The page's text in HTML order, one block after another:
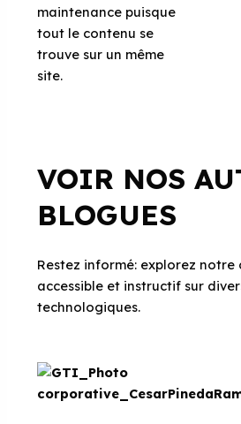
maintenance puisque
tout le contenu se
trouve sur un même
site.
VOIR NOS
BLOGUES
Restez informé: explorez notre
accessible et instructif sur
technologiques.